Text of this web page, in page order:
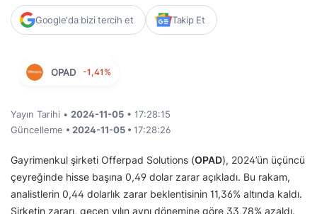
Google'da bizi tercih et Takip Et
OPAD -1,41%
Yayın Tarihi • 2024-11-05 • 17:28:15
Güncelleme • 2024-11-05 • 17:28:26
Gayrimenkul şirketi Offerpad Solutions (OPAD), 2024’ün üçüncü
çeyreğinde hisse başına 0,49 dolar zarar açıkladı. Bu rakam,
analistlerin 0,44 dolarlık zarar beklentisinin 11,36% altında kaldı.
Şirketin zararı, geçen yılın aynı dönemine göre 33,78% azaldı.